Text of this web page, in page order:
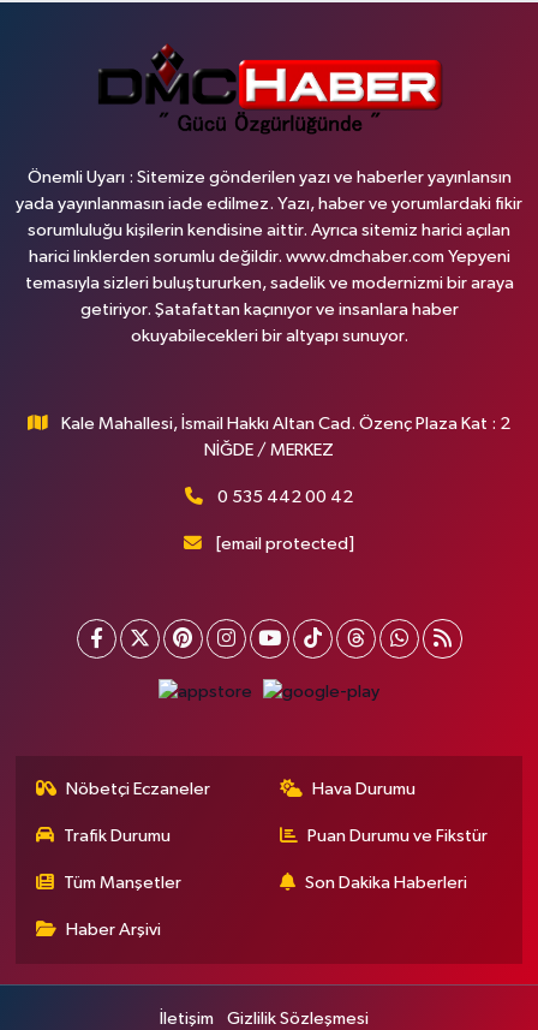
Önemli Uyarı : Sitemize gönderilen yazı ve haberler yayınlansın
yada yayınlanmasın iade edilmez. Yazı, haber ve yorumlardaki fikir
sorumluluğu kişilerin kendisine aittir. Ayrıca sitemiz harici açılan
harici linklerden sorumlu değildir. www.dmchaber.com Yepyeni
temasıyla sizleri buluştururken, sadelik ve modernizmi bir araya
getiriyor. Şatafattan kaçınıyor ve insanlara haber
okuyabilecekleri bir altyapı sunuyor.
Kale Mahallesi, İsmail Hakkı Altan Cad. Özenç Plaza Kat : 2
NİĞDE / MERKEZ
0 535 442 00 42
[email protected]
Nöbetçi Eczaneler Hava Durumu
Trafik Durumu Puan Durumu ve Fikstür
Tüm Manşetler Son Dakika Haberleri
Haber Arşivi
İletişim Gizlilik Sözleşmesi